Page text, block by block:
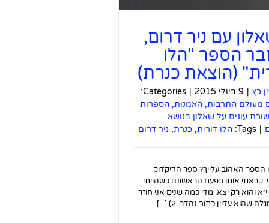
עם ניר דרום,
הספר "הלו
(הוצאת כנרת)
כץ | 9 ביולי 2015 |
Categories:
מעולם התרבות, האמנות, הספרות
עונים על שאלון בנושא
|
Tags: הלו דורית,כנרת, ניר דרום
הספר האהוב עלייך? ספר הדיקדוק
קראתי אותו בפעם הראשונה כשהייתי
והוא רק יצא. מדי כמה שנים אני חוזר
שהוא עדיין כתוב נהדר. 2) [...]